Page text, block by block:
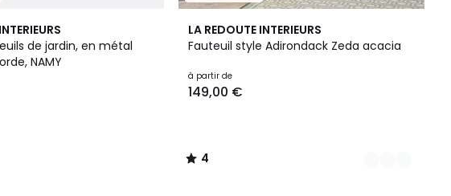
de jardin, en métal
NAMY
LA REDOUTE INTERIEURS
Fauteuil style Adirondack Zeda acacia
à partir de
149,00 €
4
/
3
Couleurs
4
/